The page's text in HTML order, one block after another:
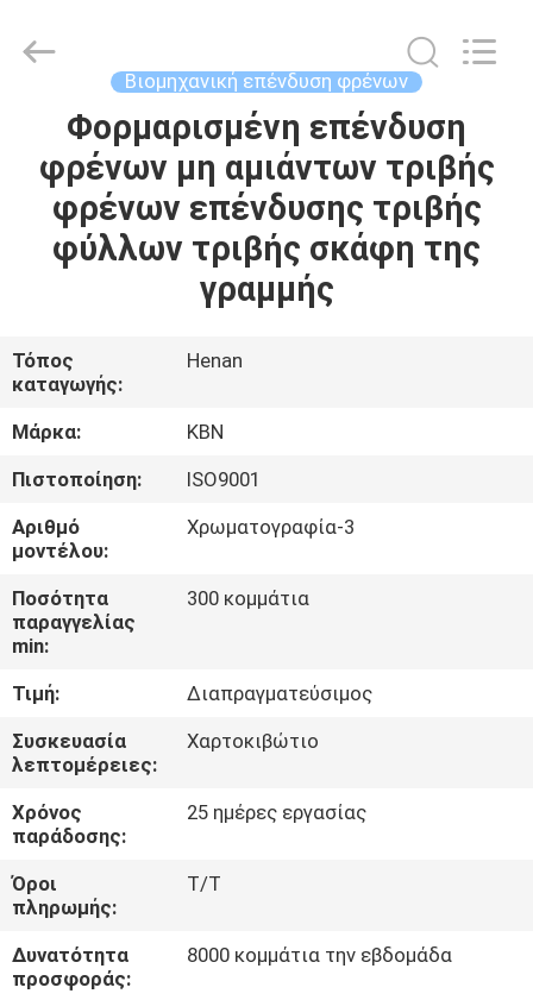
ΣΠΊΤΙ
ΠΡΟΪΌΝΤΑ
ΠΕΡΊΠΟΥ
ΓΎΡΟΣ
ΕΡΓΟΣΤΑΣΊΩΝ
ΠΟΙΟΤΙΚΌΣ
ΈΛΕΓΧΟΣ
ΜΑΣ
ΣΕ
ΕΠΑΦΉ
ΈΝΑ
ΑΠΌΣΠΑΣΜΑ
Βιομηχανική επένδυση φρένων
Φορμαρισμένη επένδυση
φρένων μη αμιάντων τριβής
φρένων επένδυσης τριβής
φύλλων τριβής σκάφη της
γραμμής
Τόπος
καταγωγής:
Henan
Μάρκα:
KBN
Πιστοποίηση:
ISO9001
Αριθμό
μοντέλου:
Χρωματογραφία-3
Ποσότητα
παραγγελίας
min:
300 κομμάτια
Τιμή:
Διαπραγματεύσιμος
Συσκευασία
λεπτομέρειες:
Χαρτοκιβώτιο
Χρόνος
παράδοσης:
25 ημέρες εργασίας
Όροι
πληρωμής:
T/T
Δυνατότητα
προσφοράς:
8000 κομμάτια την εβδομάδα